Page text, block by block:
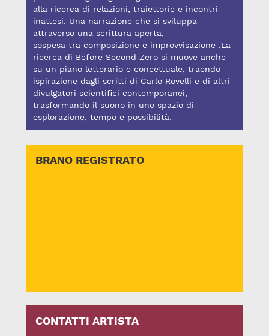
alla ricerca di relazioni, traiettorie e incontri
inattesi. Una narrazione che si sviluppa
attraverso una scrittura aperta,
sospesa tra composizione e improvvisazione .La
ricerca di Before Second Zero si muove anche
su un piano letterario e concettuale, traendo
ispirazione dagli scritti di Carlo Rovelli e di altri
divulgatori scientifici contemporanei,
trasformando il suono in uno spazio di
esplorazione, tempo e possibilità.
BRANO REGISTRATO
CONTATTI ARTISTA